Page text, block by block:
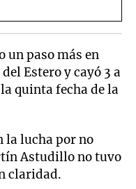
un paso más en
Estero y cayó 3 a
quinta fecha de la
la lucha por no
Astudillo no tuvo
claridad.